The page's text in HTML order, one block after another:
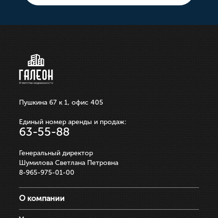
ЗАПИСАТЬСЯ НА ПРОСМОТР
750 000р.
10 000 000р.
ЗАПИСАТЬСЯ НА ПРОСМОТР
21 100 000р.
Пушкина 67 к 1, офис 405
Единый номер аренды и продаж:
63-55-88
Генеральный директор
Шумилова Светлана Петровна
8-965-975-01-00
О компании